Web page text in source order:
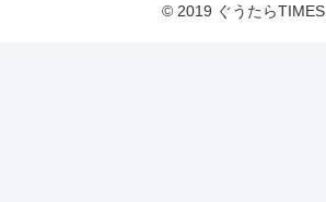
© 2019 ぐうたらTIMES.